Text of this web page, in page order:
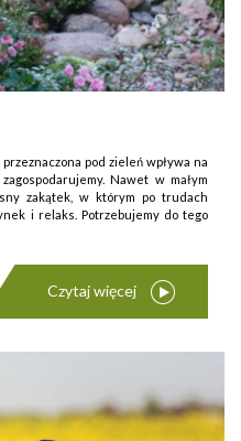
pod zieleń wpływa na
Nawet w małym
zakątek, w którym po trudach
i relaks. Potrzebujemy do tego
Czytaj więcej